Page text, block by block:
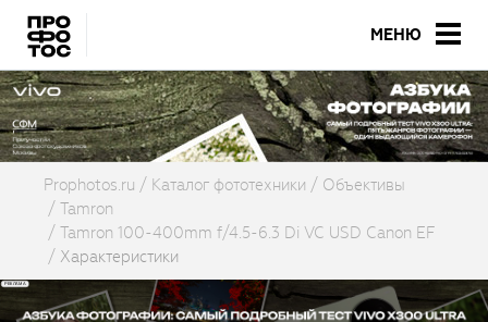
МЕНЮ
Prophotos.ru Каталог фототехники
Объективы
Tamron
Tamron 100-400mm f/4.5-6.3 Di VC USD Canon EF
Характеристики